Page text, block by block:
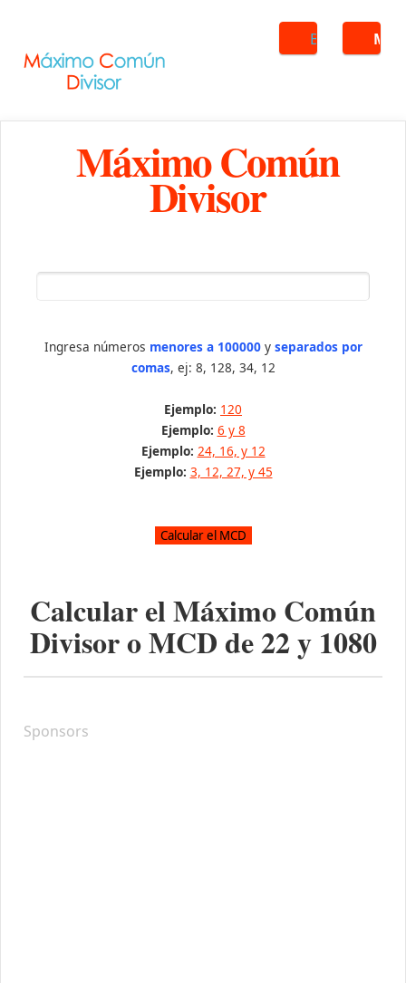
Buscar
Máximo Común
Divisor
Ingresa números menores a 100000y separados por
comas, ej: 8, 128, 34, 12
Ejemplo: 120
Ejemplo: 6 y 8
Ejemplo: 24, 16, y 12
Ejemplo: 3, 12, 27, y 45
Calcular el Máximo Común
Divisor o MCD de22y 1080
Sponsors